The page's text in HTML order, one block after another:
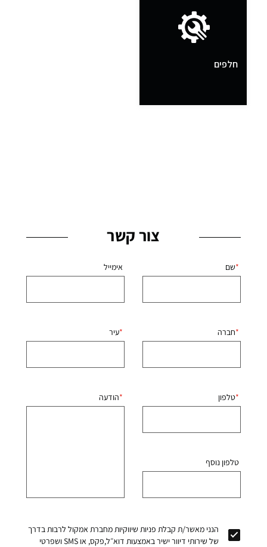
חלפים
צור קשר
שם
חברה
טלפון
טלפון נוסף
אימייל
עיר
הודעה
הנני מאשר/ת קבלת פניות שיווקיות מחברת אמקול לרבות בדרך
של שירותי דיוור ישיר באמצעות דוא״ל,פקס, או SMS ושפרטי